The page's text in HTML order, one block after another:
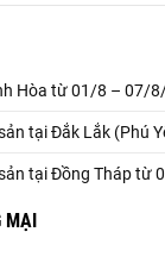
Hòa từ 01/8 – 07/
tại Đắk Lắk (Phú
tại Đồng Tháp từ
MẠI